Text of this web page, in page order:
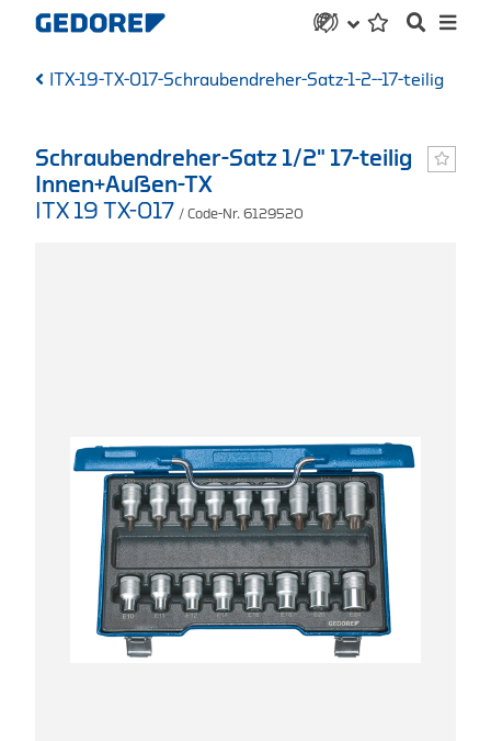
ITX-19-TX-017-Schraubendreher-Satz-1-2--17-teilig
Schraubendreher-Satz 1/2" 17-teilig
Innen+Außen-TX
ITX 19 TX-017 / Code-Nr. 6129520